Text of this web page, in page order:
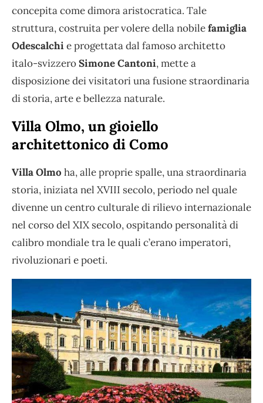
concepita come dimora aristocratica. Tale
struttura, costruita per volere della nobilefamiglia
Odescalchie progettata dal famoso architetto
italo-svizzeroSimone Cantoni, mette a
disposizione dei visitatori una fusione straordinaria
di storia, arte e bellezza naturale.
Villa Olmo, un gioiello
architettonico di Como
Villa Olmo ha, alle proprie spalle, una straordinaria
storia, iniziata nel XVIII secolo, periodo nel quale
divenne un centro culturale di rilievo internazionale
nel corso del XIX secolo, ospitando personalità di
calibro mondiale tra le quali c’erano imperatori,
rivoluzionari e poeti.